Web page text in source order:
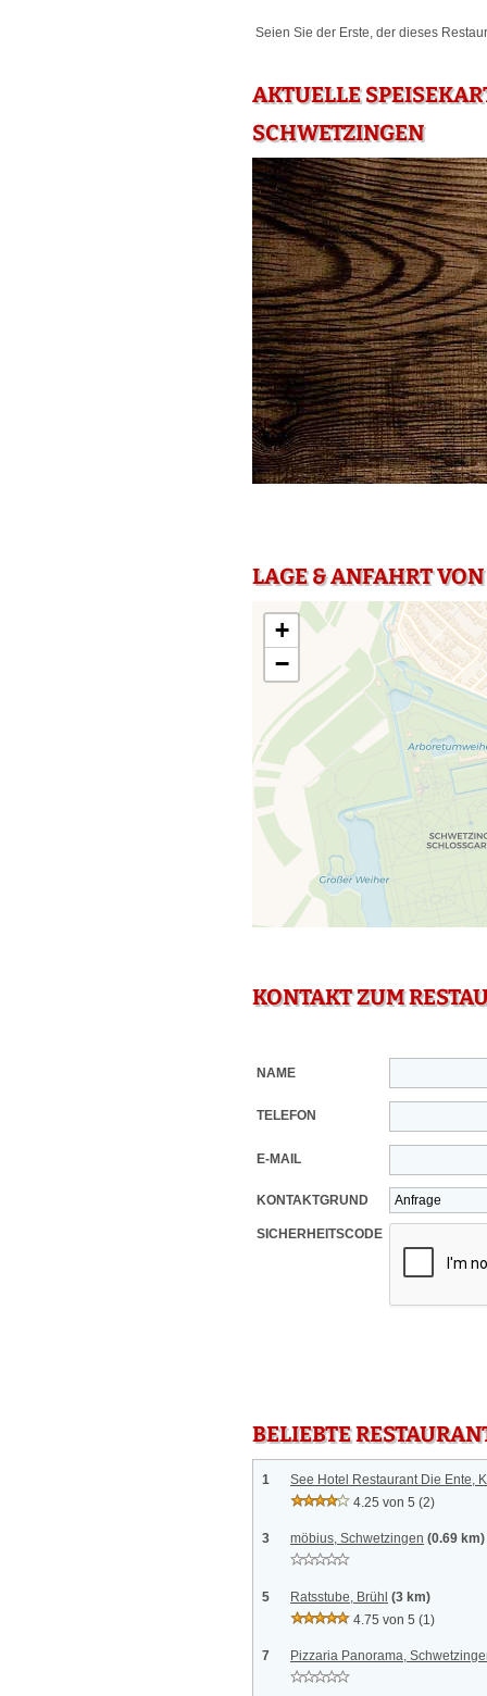
Seien Sie der Erste, der dieses
AKTUELLE
SCHWETZINGEN
LAGE & ANFAHRT
+
−
KONTAKT ZUM
NAME
TELEFON
E-MAIL
KONTAKTGRUND
SICHERHEITSCODE
BELIEBTE
1
See Hotel Restaurant Die Ente,
4.25 von 5 (2)
3 möbius, Schwetzingen (0.69 km)
5 Ratsstube, Brühl (3 km)
4.75 von 5 (1)
7 Pizzaria Panorama,